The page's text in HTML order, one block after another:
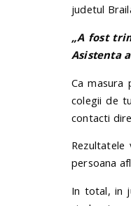
judetul
„A fost
Asistenta
Ca masura
colegii de
contacti
persoana
In total, in